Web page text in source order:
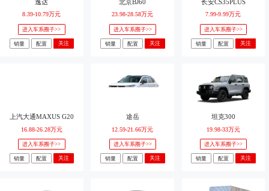
逸达
8.39-10.79万元
进入车系圈子>>
销量 配置 关注
北京BJ60
23.98-28.58万元
进入车系圈子>>
销量 配置 关注
长安CS35PLUS
7.99-9.99万元
进入车系圈子>>
销量 配置 关注
上汽大通MAXUS G20
16.88-26.28万元
进入车系圈子>>
销量 配置 关注
途岳
12.59-21.66万元
进入车系圈子>>
销量 配置 关注
坦克300
19.98-33万元
进入车系圈子>>
销量 配置 关注